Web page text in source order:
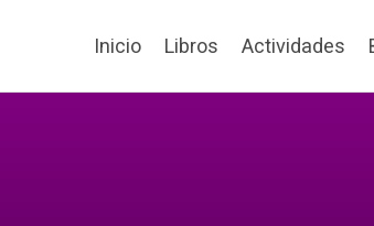
Inicio Libros Actividades